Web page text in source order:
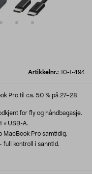
Artikkelnr.: 10-1-494
Pro til ca. 50 % på 27–28
for fly og håndbagasje.
× USB-A.
MacBook Pro samtidig.
full kontroll i sanntid.